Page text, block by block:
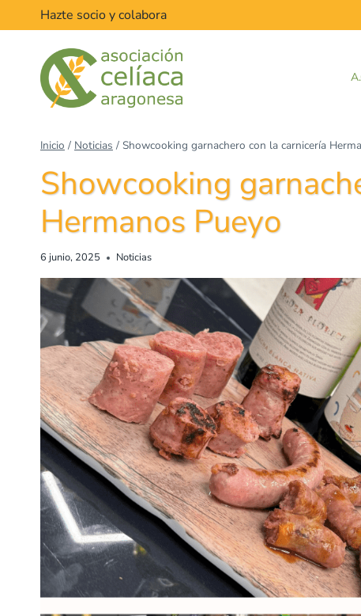
al
Hazte socio y colabora
Inicio / Noticias / Showcooking garnachero con la carnicería
Showcooking
Hermanos Pueyo
6 junio, 2025 Noticias